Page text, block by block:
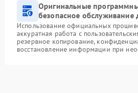
Оригинальные
безопасное обслуживание
Использование официальных
аккуратная работа с
резервное копирование,
восстановление информации при